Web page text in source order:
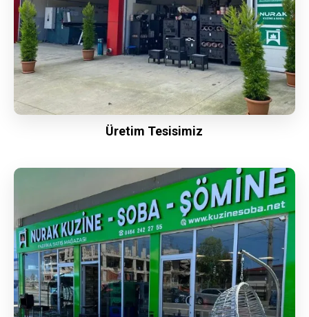
Üretim Tesisimiz